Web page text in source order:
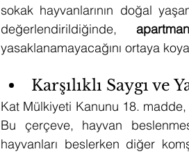
sokak hayvanlarının doğal
değerlendirildiğinde,
yasaklanamayacağını ortaya
Karşılıklı Saygı ve
Kat Mülkiyeti Kanunu 18.
Bu çerçeve, hayvan
hayvanları beslerken diğer